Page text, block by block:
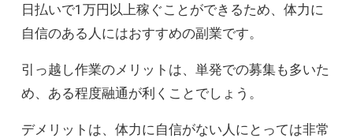
日払いで1万円以上稼ぐことができるため、体力に
自信のある人にはおすすめの副業です。
引っ越し作業のメリットは、単発での募集も多いた
め、ある程度融通が利くことでしょう。
デメリットは、体力に自信がない人にとっては非常